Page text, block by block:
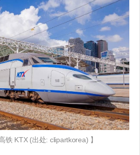
铁 KTX (出处: clipartkorea) 】